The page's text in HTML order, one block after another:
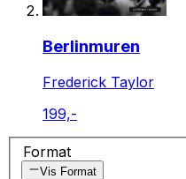
Berlinmuren
Frederick Taylor
199,-
Format
Vis Format